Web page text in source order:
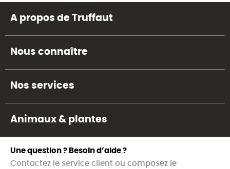
A propos de Truffaut
Nous connaître
Nos services
Animaux & plantes
Une question ? Besoin d’aide ?
Contactez le service client ou composez le